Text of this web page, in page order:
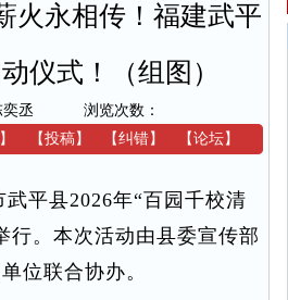
火永相传！福建武平
仪式！（组图）
丞
浏览次数：
】 【投稿】 【纠错】 【论坛】
平县2026年“百园千校清
行。本次活动由县委宣传部
位联合协办。